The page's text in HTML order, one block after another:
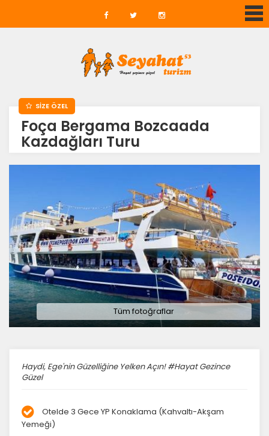
SİZE ÖZEL
Foça Bergama Bozcaada
Kazdağları Turu
Tüm fotoğraflar
Haydi, Ege'nin Güzelliğine Yelken Açın! #Hayat Gezince
Güzel
Otelde 3 Gece YP Konaklama (Kahvaltı-Akşam
Yemeği)